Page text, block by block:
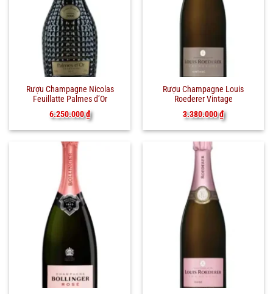
Rượu Champagne Nicolas
Feuillatte Palmes d’Or
6.250.000₫
Rượu Champagne Louis
Roederer Vintage
3.380.000₫